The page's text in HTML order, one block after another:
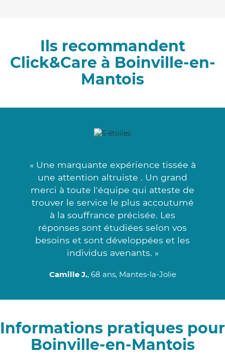
Ils recommandent
Click&Care à Boinville-en-
Mantois
« Une marquante expérience tissée à
une attention altruiste . Un grand
merci à toute l'équipe qui atteste de
trouver le service le plus accoutumé
à la souffrance précisée. Les
réponses sont étudiées selon vos
besoins et sont développées et les
individus avenants. »
Camille J., 68 ans, Mantes-la-Jolie
Informations pratiques pour
Boinville-en-Mantois